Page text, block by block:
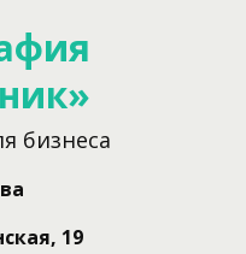
бизнеса
19